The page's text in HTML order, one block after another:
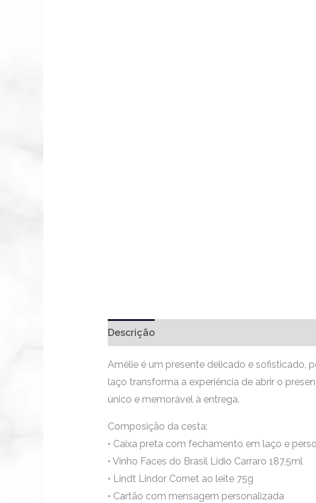
Descrição
Amélie é um presente delicado e sofisticado,
laço transforma a experiência de abrir o
único e memorável à entrega.
Composição da cesta:
• Caixa preta com fechamento em laço e
• Vinho Faces do Brasil Lidio Carraro 187,5ml
• Lindt Lindor Cornet ao leite 75g
• Cartão com mensagem personalizada